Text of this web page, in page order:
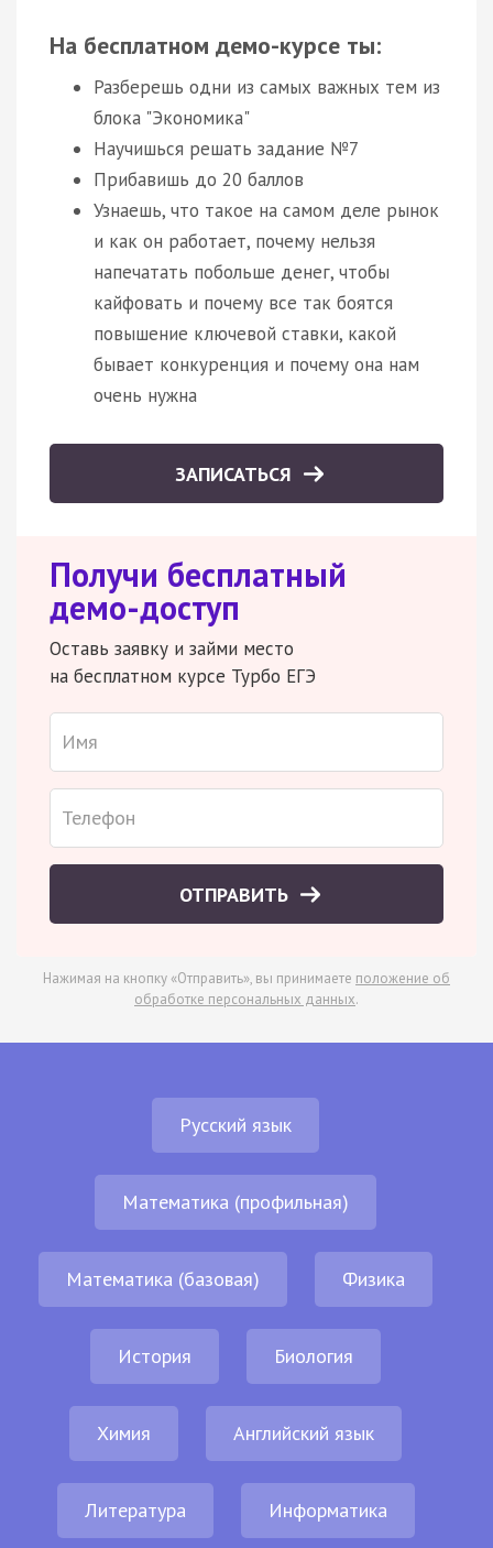
На бесплатном демо-курсе ты:
Разберешь одни из самых важных тем из
блока "Экономика"
Научишься решать задание №7
Прибавишь до 20 баллов
Узнаешь, что такое на самом деле рынок
и как он работает, почему нельзя
напечатать побольше денег, чтобы
кайфовать и почему все так боятся
повышение ключевой ставки, какой
бывает конкуренция и почему она нам
очень нужна
ЗАПИСАТЬСЯ
Получи бесплатный
демо-доступ
Оставь заявку и займи место
на бесплатном курсе Турбо ЕГЭ
ОТПРАВИТЬ
Нажимая на кнопку «Отправить», вы принимаете положение об
обработке персональных данных.
Русский язык
Математика (профильная)
Математика (базовая) Физика
История Биология
Химия Английский язык
Литература Информатика